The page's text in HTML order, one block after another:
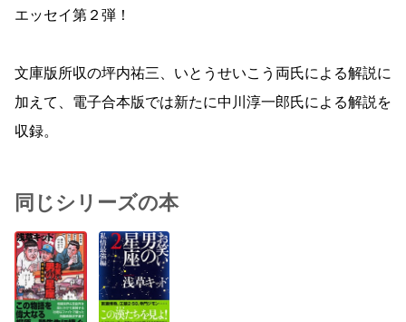
エッセイ第２弾！
文庫版所収の坪内祐三、いとうせいこう両氏による解説に
加えて、電子合本版では新たに中川淳一郎氏による解説を
収録。
同じシリーズの本